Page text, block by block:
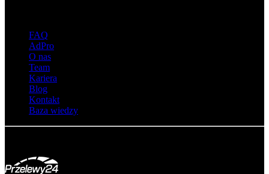
FAQ
AdPro
O nas
Team
Kariera
Blog
Kontakt
Baza wiedzy